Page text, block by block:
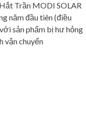
Trần MODI SOLAR
năm đầu tiên (điều
sản phẩm bị hư hỏng
vận chuyển